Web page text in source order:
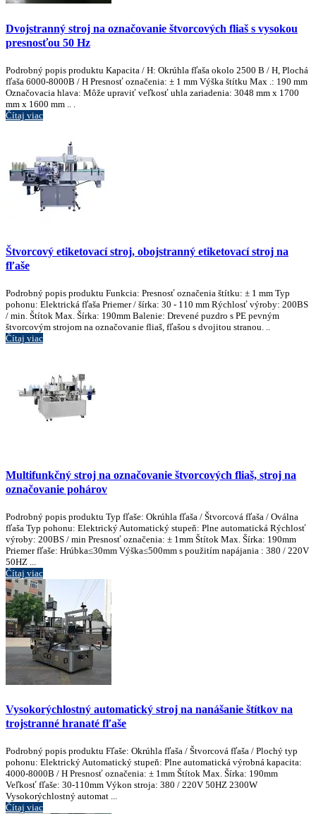
Dvojstranný stroj na označovanie štvorcových fliaš s vysokou
presnosťou 50 Hz
Podrobný popis produktu Kapacita / H: Okrúhla fľaša okolo 2500 B / H, Plochá
fľaša 6000-8000B / H Presnosť označenia: ± 1 mm Výška štítku Max .: 190 mm
Označovacia hlava: Môže upraviť veľkosť uhla zariadenia: 3048 mm x 1700
mm x 1600 mm .. .
Čítaj viac
Štvorcový etiketovací stroj, obojstranný etiketovací stroj na
fľaše
Podrobný popis produktu Funkcia: Presnosť označenia štítku: ± 1 mm Typ
pohonu: Elektrická fľaša Priemer / šírka: 30 - 110 mm Rýchlosť výroby: 200BS
/ min. Štítok Max. Šírka: 190mm Balenie: Drevené puzdro s PE pevným
štvorcovým strojom na označovanie fliaš, fľašou s dvojitou stranou. ..
Čítaj viac
Multifunkčný stroj na označovanie štvorcových fliaš, stroj na
označovanie pohárov
Podrobný popis produktu Typ fľaše: Okrúhla fľaša / Štvorcová fľaša / Oválna
fľaša Typ pohonu: Elektrický Automatický stupeň: Plne automatická Rýchlosť
výroby: 200BS / min Presnosť označenia: ± 1mm Štítok Max. Šírka: 190mm
Priemer fľaše: Hrúbka≤30mm Výška≤500mm s použitím napájania : 380 / 220V
50HZ ...
Čítaj viac
Vysokorýchlostný automatický stroj na nanášanie štítkov na
trojstranné hranaté fľaše
Podrobný popis produktu Fľaše: Okrúhla fľaša / Štvorcová fľaša / Plochý typ
pohonu: Elektrický Automatický stupeň: Plne automatická výrobná kapacita:
4000-8000B / H Presnosť označenia: ± 1mm Štítok Max. Šírka: 190mm
Veľkosť fľaše: 30-110mm Výkon stroja: 380 / 220V 50HZ 2300W
Vysokorýchlostný automat ...
Čítaj viac